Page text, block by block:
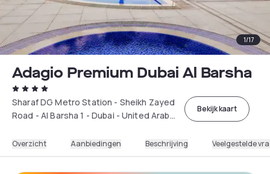
1/17
Adagio Premium Dubai Al Barsha
Sharaf DG Metro Station - Sheikh Zayed
Road - Al Barsha 1 - Dubai - United Arab
Bekijk kaart
Overzicht Aanbiedingen Beschrijving Veelgestelde